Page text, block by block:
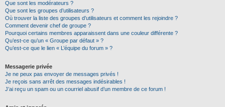
Que sont les modérateurs ?
Que sont les groupes d’utilisateurs ?
Où trouver la liste des groupes d’utilisateurs et comment les rejoindre ?
Comment devenir chef de groupe ?
Pourquoi certains membres apparaissent dans une couleur différente ?
Qu’est-ce qu’un « Groupe par défaut » ?
Qu’est-ce que le lien « L’équipe du forum » ?
Messagerie privée
Je ne peux pas envoyer de messages privés !
Je reçois sans arrêt des messages indésirables !
J’ai reçu un spam ou un courriel abusif d’un membre de ce forum !